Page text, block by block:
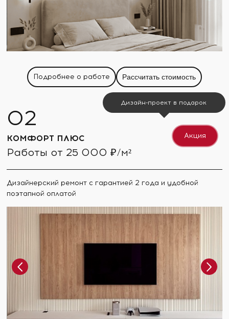
Подробнее о работе Рассчитать стоимость
КОМФОРТ ПЛЮС
Работы от 25 000 ₽/м²
Дизайнерский ремонт с гарантией 2 года и удобной
поэтапной оплатой
Акция
Дизайн-проект в подарок